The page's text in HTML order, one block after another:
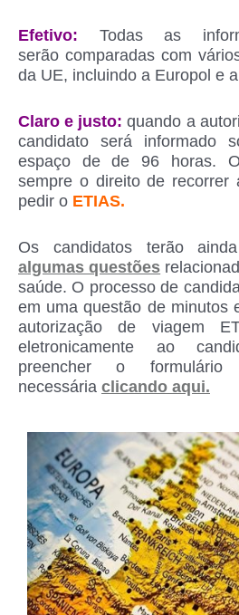
Efetivo: Todas as
serão comparadas com
da UE, incluindo a Europol e
Claro e justo: quando a
candidato será informado
espaço de de 96 horas.
sempre o direito de recorrer
pedir o ETIAS.
Os candidatos terão
algumas questões
saúde. O processo de
em uma questão de minutos
autorização de viagem
eletronicamente ao
preencher o formulário
necessária c licando aqui.